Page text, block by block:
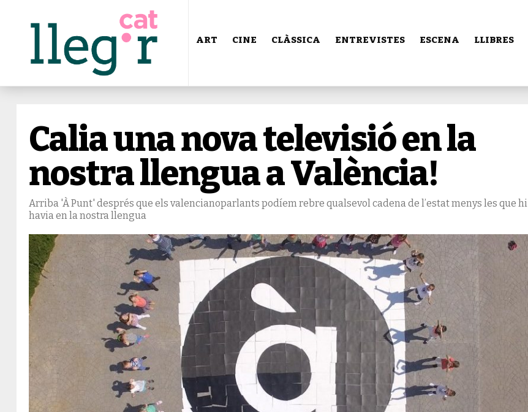
ART CINE CLÀSSICA ENTREVISTES ESCENA LLIBRES
Calia una nova televisió en la
nostra llengua a València!
Arriba 'À Punt' després que els valencianoparlants podíem rebre qualsevol cadena de l’estat menys les que hi
havia en la nostra llengua